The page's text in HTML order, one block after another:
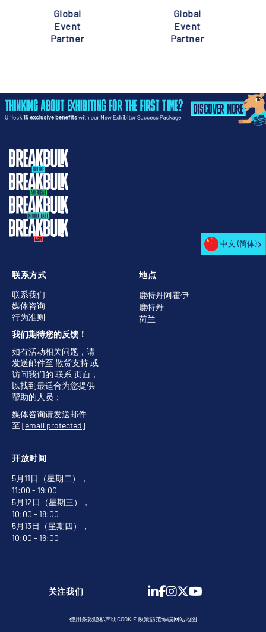
Global
Event
Partner
Global
Event
Partner
地点
鹿特丹阿霍伊
鹿特丹
荷兰
开放时间
5月11日（星期二），
11:00 - 19:00
5月12日（星期三），
10:00 - 18:00
5月13日（星期四），
10:00 - 16:00
联系方式
联系我们
媒体咨询
行为准则
我们期待您的反馈！
如有活动相关问题，请
发送邮件至 散货支持或
访问我们的 联系 页面，
以找到最适合为您提供
帮助的人员；
媒体咨询请发送邮件
至 [email protected]
关注我们
使用条款隐私声明COOKIE 政策防范诈骗网站地图
中文 (简体)